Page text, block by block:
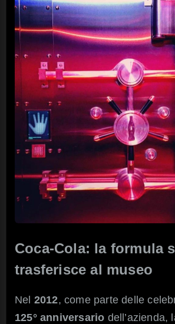
Coca-Cola: la formula
trasferisce al museo
Nel 2012, come parte delle
125° anniversario dell’azienda,